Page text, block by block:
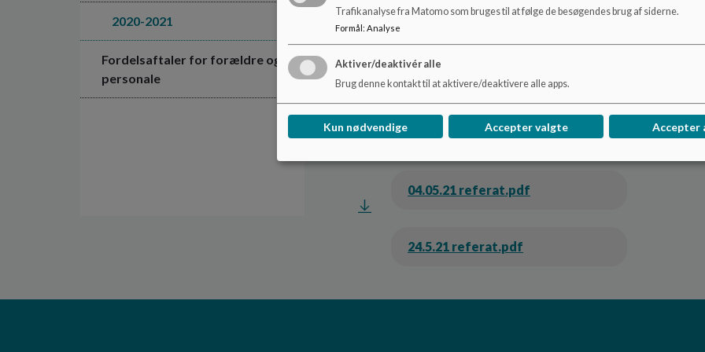
2020-2021
Fordelsaftaler for forældre og
personale
26.01.21 referat.pdf
23.02.2021 referat rettet.pdf
23.03.21 referat.pdf
04.05.21 referat.pdf
24.5.21 referat.pdf
Trafikanalyse fra Matomo som bruges til at følge de besøgendes brug af siderne.
Formål : Analyse
Aktiver/deaktivér alle
Brug denne kontakt til at aktivere/deaktivere alle apps.
Kun nødvendige Accepter valgte Accepter